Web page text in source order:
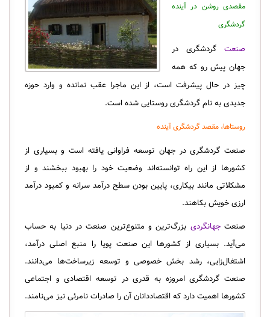
مقصدی روشن در آینده
گردشگری
صنعت گردشگری در
جهان پیش رو که همه
چیز در حال پیشرفت است، از این ماجرا عقب نمانده و وارد حوزه
جدیدی به نام گردشگری روستایی شده است.
روستاها، مقصد گردشگری آینده
صنعت گردشگری در جهان توسعه فراوانی یافته است و بسیاری از
کشورها از این راه توانسته‌اند وضعیت خود را بهبود ببخشند و از
مشکلاتی مانند بیکاری، پایین بودن سطح درآمد سرانه و کمبود درآمد
ارزی خویش بکاهند.
صنعتجهانگردی بزرگ‌ترین و متنوع‌ترین صنعت در دنیا به حساب
می‌آید. بسیاری از کشورها این صنعت پویا را منبع اصلی درآمد،
اشتغال‌زایی، رشد بخش خصوصی و توسعه زیرساخت‌ها می‌دانند.
صنعت گردشگری امروزه به قدری در توسعه اقتصادی و اجتماعی
کشورها اهمیت دارد که اقتصاددانان آن را صادرات نامرئی نیز می‌نامند.